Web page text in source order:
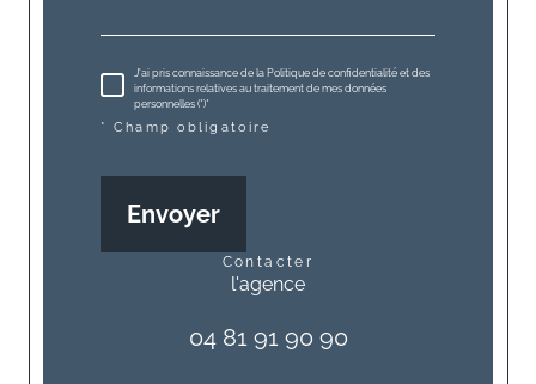
J'ai pris connaissance de la Politique de confidentialité et des
informations relatives au traitement de mes données
personnelles (*)*
* Champ obligatoire
Envoyer
contacter
l'agence
04 81 91 90 90